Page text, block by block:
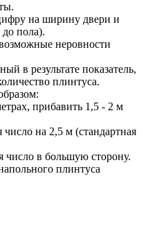
на ширину двери и
до пола).
неровности
в результате показатель,
плинтуса.
прибавить 1,5 - 2 м
число на 2,5 м (стандартная
число в большую сторону.
плинтуса